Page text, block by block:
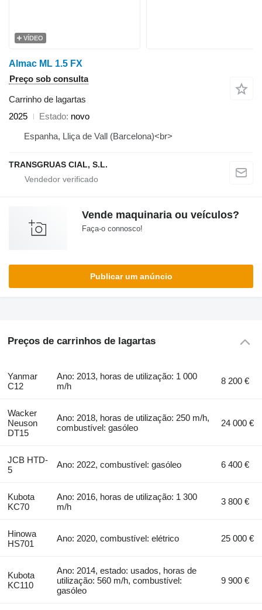
VÍDEO
Almac ML 1.5 FX
Preço sob consulta
Carrinho de lagartas
2025
Estado novo
Espanha, Lliça de Vall (Barcelona)<br>
TRANSGRUAS CIAL, S.L.
Vende maquinaria ou veículos?
Faça-o connosco!
Publicar um anúncio
Preços de carrinhos de lagartas
Yanmar
C12
Ano: 2013, horas de utilização: 1 000
m/h
8 200 €
Wacker
Neuson
DT15
Ano: 2018, horas de utilização: 250 m/h,
combustível: gasóleo
24 000 €
JCB HTD-
5
Ano: 2022, combustível: gasóleo 6 400 €
Kubota
KC70
Ano: 2016, horas de utilização: 1 300
m/h
3 800 €
Hinowa
HS701
Ano: 2020, combustível: elétrico 25 000 €
Kubota
KC110
Ano: 2014, estado: usados, horas de
utilização: 560 m/h, combustível:
gasóleo
9 900 €